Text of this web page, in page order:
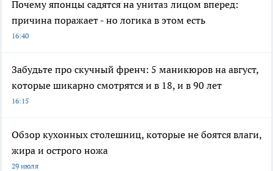
Почему японцы садятся на унитаз лицом вперед:
причина поражает - но логика в этом есть
16:40
Забудьте про скучный френч: 5 маникюров на август,
которые шикарно смотрятся и в 18, и в 90 лет
16:15
Обзор кухонных столешниц, которые не боятся влаги,
жира и острого ножа
29 июля